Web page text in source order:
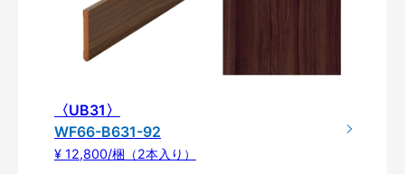
〈UB31〉
WF66-B631-92
¥ 12,800/梱（2本入り）